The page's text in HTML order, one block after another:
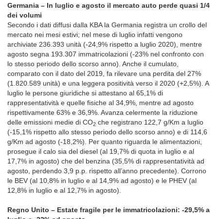
Germania – In luglio e agosto il mercato auto perde quasi 1/4
dei volumi
Secondo i dati diffusi dalla KBA la Germania registra un crollo del
mercato nei mesi estivi; nel mese di luglio infatti vengono
archiviate 236.393 unità (-24,9% rispetto a luglio 2020), mentre
agosto segna 193.307 immatricolazioni (-23% nel confronto con
lo stesso periodo dello scorso anno). Anche il cumulato,
comparato con il dato del 2019, fa rilevare una perdita del 27%
(1.820.589 unità) e una leggera positività verso il 2020 (+2,5%). A
luglio le persone giuridiche si attestano al 65,1% di
rappresentatività e quelle fisiche al 34,9%, mentre ad agosto
rispettivamente 63% e 36,9%. Avanza celermente la riduzione
delle emissioni medie di CO2 che registrano 122,7 g/Km a luglio
(-15,1% rispetto allo stesso periodo dello scorso anno) e di 114,6
g/Km ad agosto (-18,2%). Per quanto riguarda le alimentazioni,
prosegue il calo sia del diesel (al 19,7% di quota in luglio e al
17,7% in agosto) che del benzina (35,5% di rappresentatività ad
agosto, perdendo 3,9 p.p. rispetto all’anno precedente). Corrono
le BEV (al 10,8% in luglio e al 14,9% ad agosto) e le PHEV (al
12,8% in luglio e al 12,7% in agosto).
Regno Unito – Estate fragile per le immatricolazioni: -29,5% a